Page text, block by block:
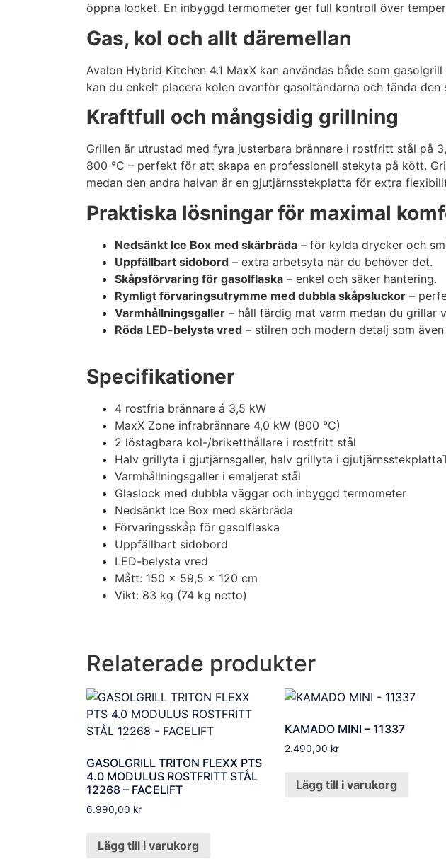
öppna locket. En inbyggd termometer ger full kontroll över
Gas, kol och allt däremellan
Avalon Hybrid Kitchen 4.1 MaxX kan användas både som
kan du enkelt placera kolen ovanför gasoltändarna och tända
Kraftfull och mångsidig grillning
Grillen är utrustad med fyra justerbara brännare i rostfritt stål på
800 °C – perfekt för att skapa en professionell stekyta på kött.
medan den andra halvan är en gjutjärnsstekplatta för extra
Praktiska lösningar för maximal
Nedsänkt Ice Box med skärbräda – för kylda drycker och
Uppfällbart sidobord – extra arbetsyta när du behöver det.
Skåpsförvaring för gasolflaska – enkel och säker hantering.
Rymligt förvaringsutrymme med dubbla skåpsluckor –
Varmhållningsgaller – håll färdig mat varm medan du grillar
Röda LED-belysta vred – stilren och modern detalj som
Specifikationer
4 rostfria brännare á 3,5 kW
MaxX Zone infrabrännare 4,0 kW (800 °C)
2 löstagbara kol-/briketthållare i rostfritt stål
Halv grillyta i gjutjärnsgaller, halv grillyta i
Varmhållningsgaller i emaljerat stål
Glaslock med dubbla väggar och inbyggd termometer
Nedsänkt Ice Box med skärbräda
Förvaringsskåp för gasolflaska
Uppfällbart sidobord
LED-belysta vred
Mått: 150 x 59,5 x 120 cm
Vikt: 83 kg (74 kg netto)
Relaterade produkter
GASOLGRILL TRITON FLEXX PTS
4.0 MODULUS ROSTFRITT STÅL
12268 – FACELIFT
6.990,00 kr
Lägg till i varukorg
KAMADO MINI – 11337
2.490,00 kr
Lägg till i varukorg